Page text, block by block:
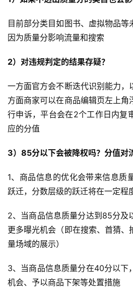
目前部分类目如图书、虚拟物品
因为质量分影响流量和搜索
2）对违规判定的结果存疑？
一方面官方会不断迭代识别能力，
方面商家可以在商品编辑页左上角
行申诉，平台会在2个工作日内复
应的分值
3）85分以下会被降权吗？分值对
1、商品信息的优化会带来信息质
跃迁，分数层级的跃迁将在一定程
2、当商品信息质量分达到85分及
更多曝光机会（即在搜索、首猜、
量场域的展示）
3、当商品信息质量分在40分以下
机会、予以商品下架等处置措施